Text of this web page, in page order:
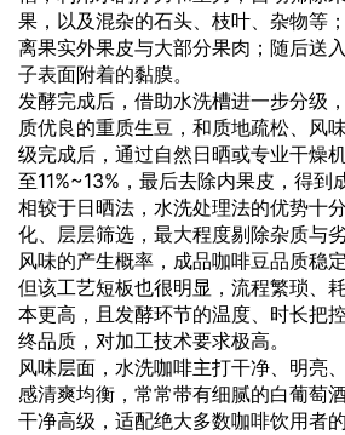
果，以及混杂的石头、枝叶、杂物等
离果实外果皮与大部分果肉；随后送
子表面附着的黏膜。
发酵完成后，借助水洗槽进一步分级
质优良的重质生豆，和质地疏松、风
级完成后，通过自然日晒或专业干燥
至11%~13%，最后去除内果皮，得到
相较于日晒法，水洗处理法的优势十
化、层层筛选，最大程度剔除杂质与
风味的产生概率，成品咖啡豆品质稳
但该工艺短板也很明显，流程繁琐、
本更高，且发酵环节的温度、时长把
终品质，对加工技术要求极高。
风味层面，水洗咖啡主打干净、明亮
感清爽均衡，常常带有细腻的白葡萄
干净高级，适配绝大多数咖啡饮用者的